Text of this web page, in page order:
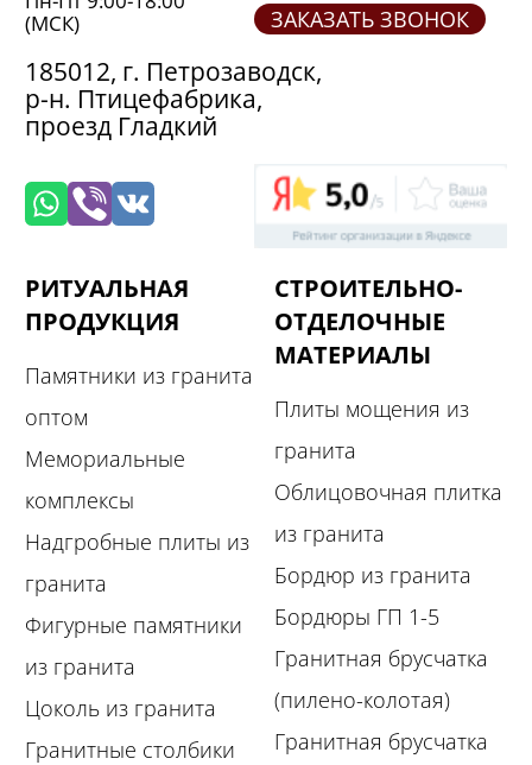
(МСК)
ЗАКАЗАТЬ ЗВОНОК
185012, г. Петрозаводск,
р-н. Птицефабрика,
проезд Гладкий
РИТУАЛЬНАЯ
ПРОДУКЦИЯ
Памятники из гранита
оптом
Мемориальные
комплексы
Надгробные плиты из
гранита
Фигурные памятники
из гранита
Цоколь из гранита
Гранитные столбики
СТРОИТЕЛЬНО-
ОТДЕЛОЧНЫЕ
МАТЕРИАЛЫ
Плиты мощения из
гранита
Облицовочная плитка
из гранита
Бордюр из гранита
Бордюры ГП 1-5
Гранитная брусчатка
(пилено-колотая)
Гранитная брусчатка